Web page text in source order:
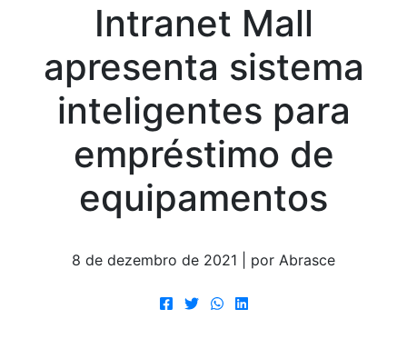
Intranet Mall
apresenta sistema
inteligentes para
empréstimo de
equipamentos
8 de dezembro de 2021 | por Abrasce